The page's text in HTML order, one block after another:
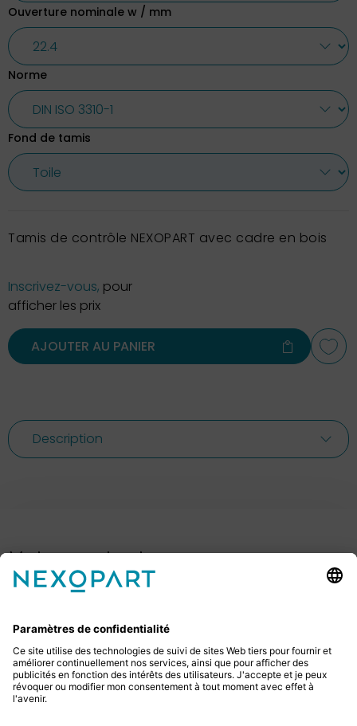
Ouverture nominale w / mm
Norme
Fond de tamis
Tamis de contrôle NEXOPART avec cadre en bois
Inscrivez-vous, pour
afficher les prix
AJOUTER AU PANIER
Description
Votre contact avec nous.
Avez-vous des questions ? Alors sil vous plaît
+49 2522 59084 0
sales@nexopart.com